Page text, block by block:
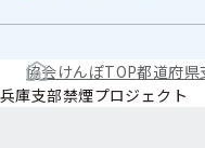
協会けんぽTOP都道府県
兵庫支部禁煙プロジェクト